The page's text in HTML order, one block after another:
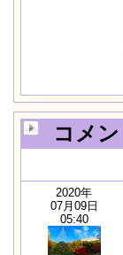
コメン
2020年
07月09日
05:40